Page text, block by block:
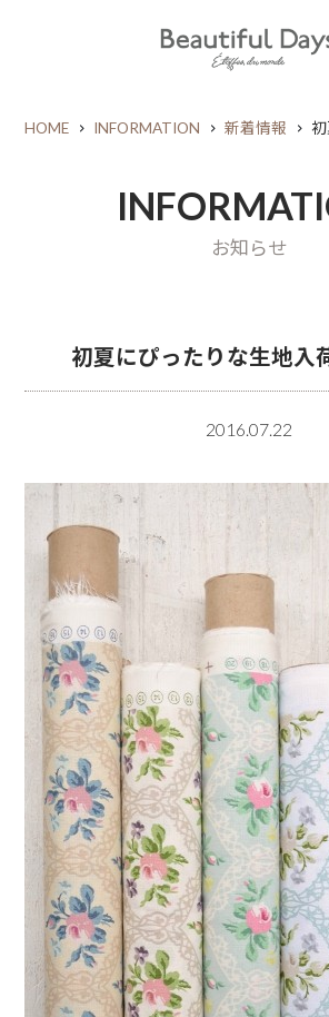
HOME INFORMATION 新着情報 初
お知らせ
初夏にぴったりな生地入
2016.07.22